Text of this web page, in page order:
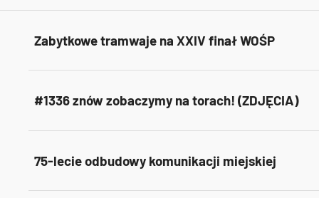
Zabytkowe tramwaje na XXIV finał WOŚP
#1336 znów zobaczymy na torach! (ZDJĘCIA)
75-lecie odbudowy komunikacji miejskiej